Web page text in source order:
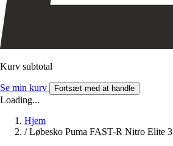
Kurv subtotal
Se min kurv Fortsæt med at handle
Loading...
Hjem
/ Løbesko Puma FAST-R Nitro Elite 3